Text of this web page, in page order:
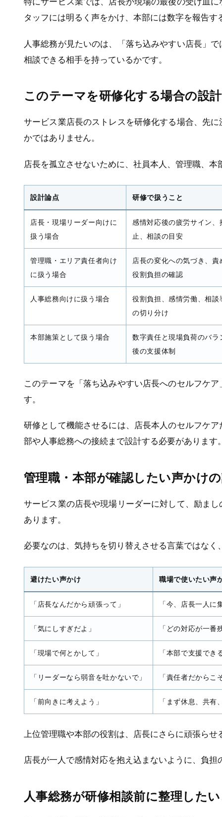
特にサービス業では、店長が現場の最後の受け皿
タッフには明るく声をかけ、本部には数字を報告
人事総務が見たいのは、「落ち込みやすい店長」
相談できる相手を持っているかです。
このテーマを研修化する場合の設
サービス業店長のストレスを研修化する場合、先
かではありません。
店長を孤立させないために、社員本人、管理職、
設計論点 研修で扱うこと
店長・現場リーダー向けに
扱う場合
感情対応後の疲労サイン、
止、相談の目安
管理職・エリア責任者向け
に扱う場合
店長の変化への気づき、
役割負担の確認
人事総務向けに扱う場合
役割負担、感情労働、相談
の切り分け
本部施策として扱う場合
数字責任と現場負荷のバラ
後の支援体制
このテーマを「落ち込みやすい店長へのセルフケ
す。
研修として機能させるには、店長本人のセルフケ
部や人事総務への接続まで設計する必要があります
管理職・本部が確認したい声かけ
サービス業の店長や現場リーダーに対して、励ま
あります。
必要なのは、気持ちを切り替えさせる言葉ではな
避けたい声かけ 職場で使いたい声
「店長なんだから頑張って」 「今、店長一人
「気にしすぎだよ」 「どの対応が一
「現場で何とかして」 「本部で支援で
「リーダーなら弱音を吐かないで」 「責任者だから
「前向きに考えよう」 「まず休息、共
上位管理職や本部の役割は、店長にさらに頑張らせ
店長が一人で感情対応を抱え込まないように、負
人事総務が研修相談前に整理した